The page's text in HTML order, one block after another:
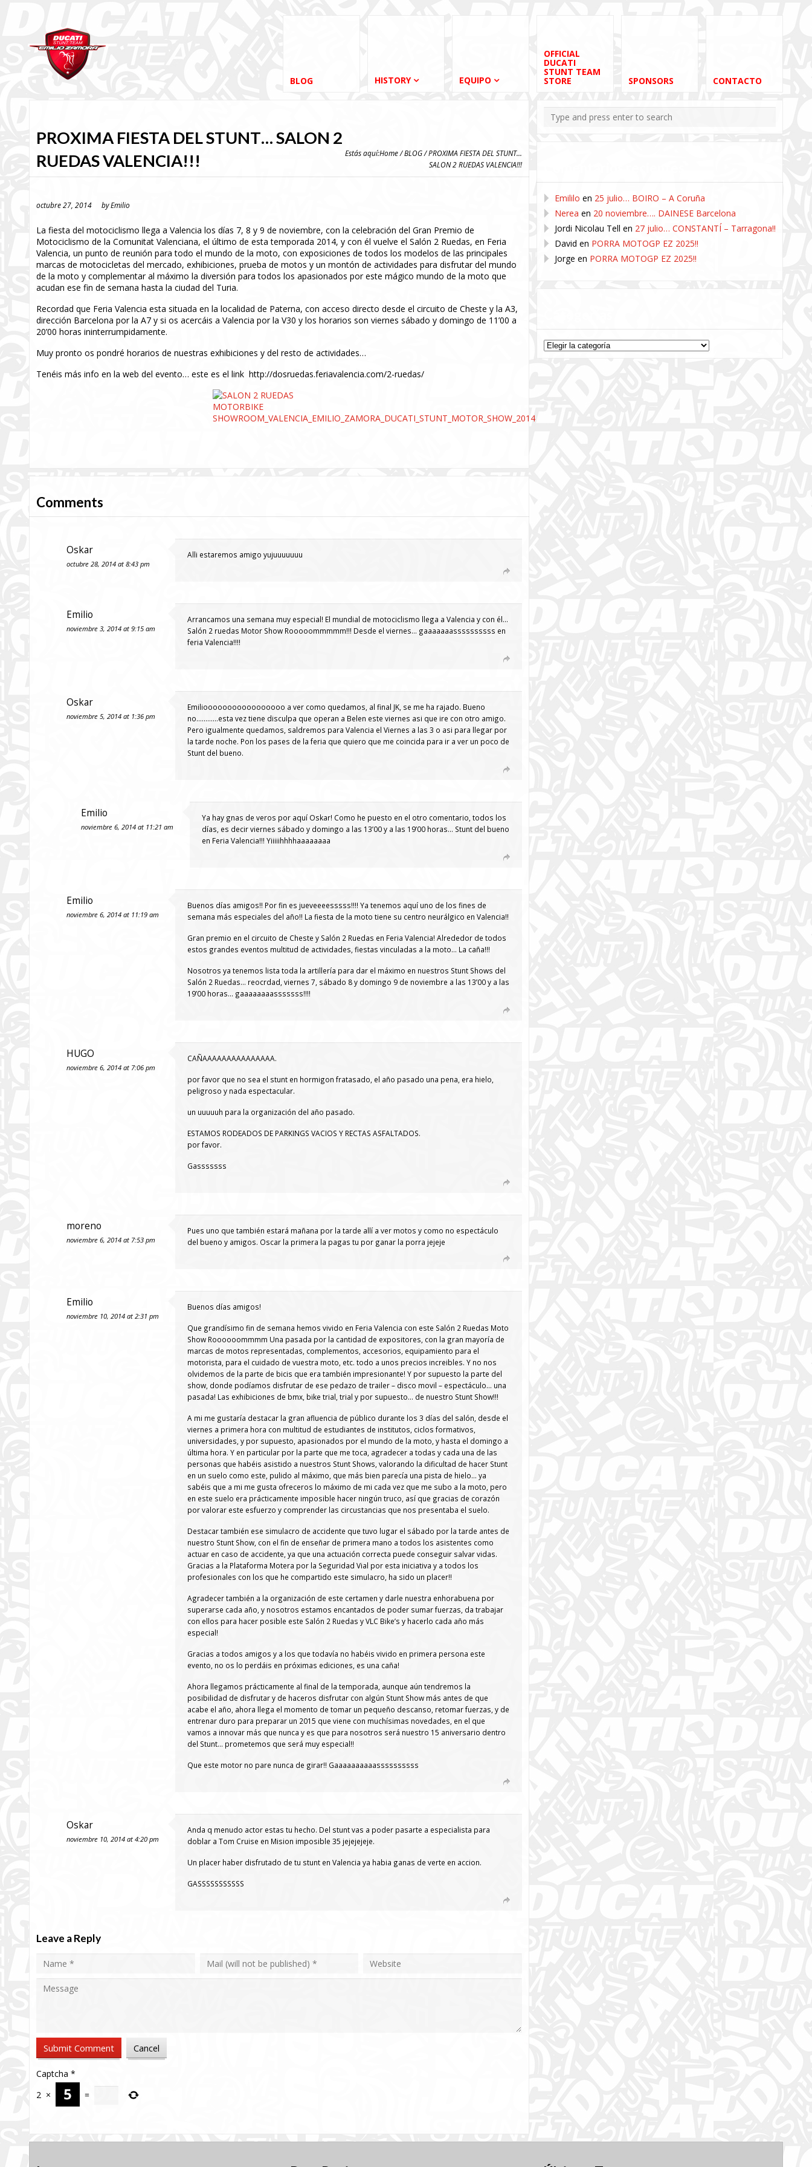
BLOG HISTORY EQUIPO
OFFICIAL
DUCATI
STUNT TEAM
STORE SPONSORS CONTACTO
PROXIMA FIESTA DEL STUNT… SALON 2
RUEDAS VALENCIA!!!
Estás aquí:Home/BLOG/ PROXIMA FIESTA DEL STUNT...
SALON 2 RUEDAS VALENCIA!!!
octubre 27, 2014 byEmilio
La fiesta del motociclismo llega a Valencia los días 7, 8 y 9 de noviembre, con la celebración del Gran Premio de
Motociclismo de la Comunitat Valenciana, el último de esta temporada 2014, y con él vuelve el Salón 2 Ruedas, en Feria
Valencia, un punto de reunión para todo el mundo de la moto, con exposiciones de todos los modelos de las principales
marcas de motocicletas del mercado, exhibiciones, prueba de motos y un montón de actividades para disfrutar del mundo
de la moto y complementar al máximo la diversión para todos los apasionados por este mágico mundo de la moto que
acudan ese fin de semana hasta la ciudad del Turia.
Recordad que Feria Valencia esta situada en la localidad de Paterna, con acceso directo desde el circuito de Cheste y la A3,
dirección Barcelona por la A7 y si os acercáis a Valencia por la V30 y los horarios son viernes sábado y domingo de 11’00 a
20’00 horas ininterrumpidamente.
Muy pronto os pondré horarios de nuestras exhibiciones y del resto de actividades…
Tenéis más info en la web del evento… este es el link http://dosruedas.feriavalencia.com/2-ruedas/
Comments
Oskar
octubre 28, 2014 at 8:43 pm
Alli estaremos amigo yujuuuuuuu
Emilio
noviembre 3, 2014 at 9:15 am
Arrancamos una semana muy especial! El mundial de motociclismo llega a Valencia y con él…
Salón 2 ruedas Motor Show Rooooommmmm!!! Desde el viernes… gaaaaaaassssssssss en
feria Valencia!!!!
Oskar
noviembre 5, 2014 at 1:36 pm
Emiliooooooooooooooooo a ver como quedamos, al final JK, se me ha rajado. Bueno
no…………esta vez tiene disculpa que operan a Belen este viernes asi que ire con otro amigo.
Pero igualmente quedamos, saldremos para Valencia el Viernes a las 3 o asi para llegar por
la tarde noche. Pon los pases de la feria que quiero que me coincida para ir a ver un poco de
Stunt del bueno.
Emilio
noviembre 6, 2014 at 11:21 am
Ya hay gnas de veros por aquí Oskar! Como he puesto en el otro comentario, todos los
días, es decir viernes sábado y domingo a las 13’00 y a las 19’00 horas… Stunt del bueno
en Feria Valencia!!! Yiiiiihhhhaaaaaaaa
Emilio
noviembre 6, 2014 at 11:19 am
Buenos días amigos!! Por fin es jueveeeesssss!!!! Ya tenemos aquí uno de los fines de
semana más especiales del año!! La fiesta de la moto tiene su centro neurálgico en Valencia!!
Gran premio en el circuito de Cheste y Salón 2 Ruedas en Feria Valencia! Alrededor de todos
estos grandes eventos multitud de actividades, fiestas vinculadas a la moto… La caña!!!
Nosotros ya tenemos lista toda la artillería para dar el máximo en nuestros Stunt Shows del
Salón 2 Ruedas… reocrdad, viernes 7, sábado 8 y domingo 9 de noviembre a las 13’00 y a las
19’00 horas… gaaaaaaaasssssss!!!!
HUGO
noviembre 6, 2014 at 7:06 pm
CAÑAAAAAAAAAAAAAAA.
por favor que no sea el stunt en hormigon fratasado, el año pasado una pena, era hielo,
peligroso y nada espectacular.
un uuuuuh para la organización del año pasado.
ESTAMOS RODEADOS DE PARKINGS VACIOS Y RECTAS ASFALTADOS.
por favor.
Gasssssss
moreno
noviembre 6, 2014 at 7:53 pm
Pues uno que también estará mañana por la tarde allí a ver motos y como no espectáculo
del bueno y amigos. Oscar la primera la pagas tu por ganar la porra jejeje
Emilio
noviembre 10, 2014 at 2:31 pm
Buenos días amigos!
Que grandísimo fin de semana hemos vivido en Feria Valencia con este Salón 2 Ruedas Moto
Show Roooooommmm Una pasada por la cantidad de expositores, con la gran mayoría de
marcas de motos representadas, complementos, accesorios, equipamiento para el
motorista, para el cuidado de vuestra moto, etc. todo a unos precios increibles. Y no nos
olvidemos de la parte de bicis que era también impresionante! Y por supuesto la parte del
show, donde podíamos disfrutar de ese pedazo de trailer – disco movil – espectáculo… una
pasada! Las exhibiciones de bmx, bike trial, trial y por supuesto… de nuestro Stunt Show!!!
A mi me gustaría destacar la gran afluencia de público durante los 3 días del salón, desde el
viernes a primera hora con multitud de estudiantes de institutos, ciclos formativos,
universidades, y por supuesto, apasionados por el mundo de la moto, y hasta el domingo a
última hora. Y en particular por la parte que me toca, agradecer a todas y cada una de las
personas que habéis asistido a nuestros Stunt Shows, valorando la dificultad de hacer Stunt
en un suelo como este, pulido al máximo, que más bien parecía una pista de hielo… ya
sabéis que a mi me gusta ofreceros lo máximo de mi cada vez que me subo a la moto, pero
en este suelo era prácticamente imposible hacer ningún truco, así que gracias de corazón
por valorar este esfuerzo y comprender las circustancias que nos presentaba el suelo.
Destacar también ese simulacro de accidente que tuvo lugar el sábado por la tarde antes de
nuestro Stunt Show, con el fin de enseñar de primera mano a todos los asistentes como
actuar en caso de accidente, ya que una actuación correcta puede conseguir salvar vidas.
Gracias a la Plataforma Motera por la Seguridad Vial por esta iniciativa y a todos los
profesionales con los que he compartido este simulacro, ha sido un placer!!
Agradecer también a la organización de este certamen y darle nuestra enhorabuena por
superarse cada año, y nosotros estamos encantados de poder sumar fuerzas, da trabajar
con ellos para hacer posible este Salón 2 Ruedas y VLC Bike’s y hacerlo cada año más
especial!
Gracias a todos amigos y a los que todavía no habéis vivido en primera persona este
evento, no os lo perdáis en próximas ediciones, es una caña!
Ahora llegamos prácticamente al final de la temporada, aunque aún tendremos la
posibilidad de disfrutar y de haceros disfrutar con algún Stunt Show más antes de que
acabe el año, ahora llega el momento de tomar un pequeño descanso, retomar fuerzas, y de
entrenar duro para preparar un 2015 que viene con muchísimas novedades, en el que
vamos a innovar más que nunca y es que para nosotros será nuestro 15 aniversario dentro
del Stunt… prometemos que será muy especial!!
Que este motor no pare nunca de girar!! Gaaaaaaaaaassssssssss
Oskar
noviembre 10, 2014 at 4:20 pm
Anda q menudo actor estas tu hecho. Del stunt vas a poder pasarte a especialista para
doblar a Tom Cruise en Mision imposible 35 jejejejeje.
Un placer haber disfrutado de tu stunt en Valencia ya habia ganas de verte en accion.
GASSSSSSSSSSS
Leave a Reply
Captcha *
2 × =
Emililo en 25 julio… BOIRO – A Coruña
Nerea en 20 noviembre…. DAINESE Barcelona
Jordi Nicolau Tell en 27 julio… CONSTANTÍ – Tarragona!!
David en PORRA MOTOGP EZ 2025!!
Jorge en PORRA MOTOGP EZ 2025!!
Categorías